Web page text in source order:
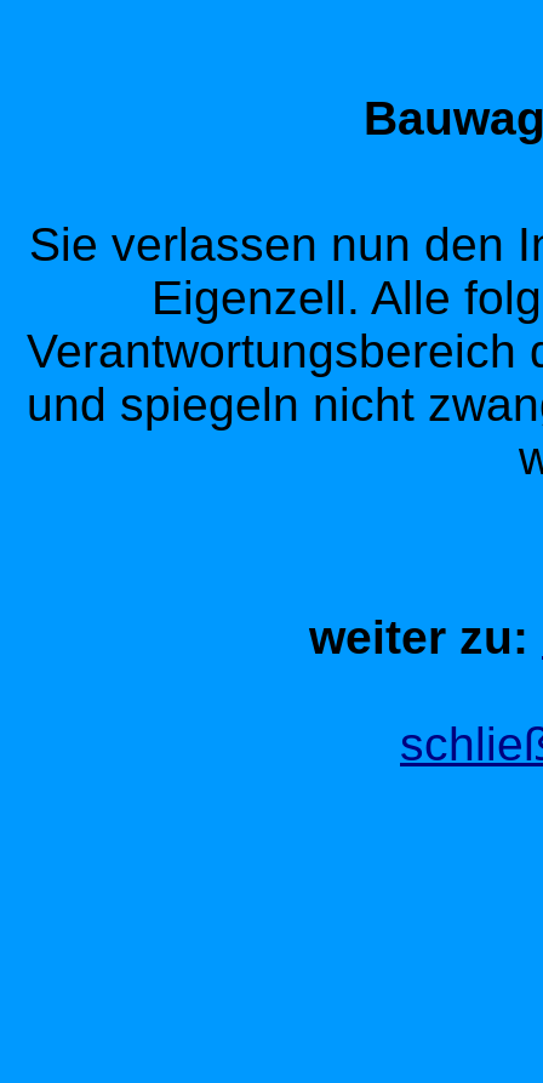
Sie verlassen nun den
Eigenzell. Alle
Verantwortungsbereich
und spiegeln nicht
weiter zu: